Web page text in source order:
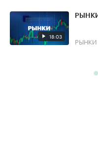
18:03 РЫНКИ